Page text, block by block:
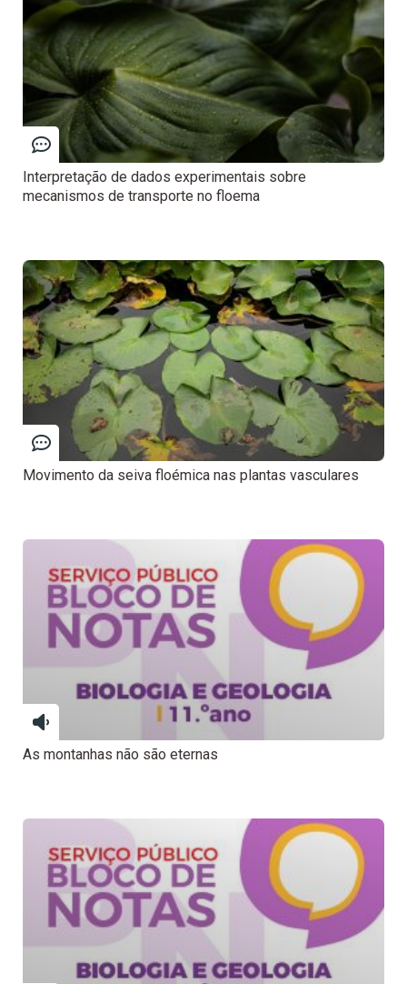
Interpretação de dados experimentais sobre
mecanismos de transporte no floema
Movimento da seiva floémica nas plantas vasculares
As montanhas não são eternas